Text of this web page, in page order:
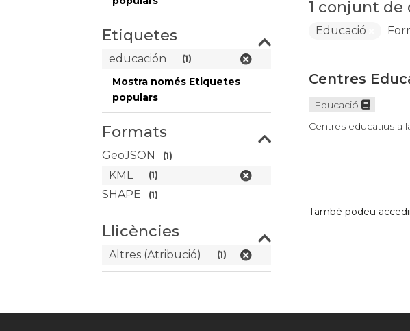
Etiquetes
educación (1)
Mostra només Etiquetes
populars
Formats
GeoJSON (1)
KML (1)
SHAPE (1)
Llicències
Altres (Atribució) (1)
1 conjunt de
Educació
Centres
Educació
Centres educatius a
També podeu